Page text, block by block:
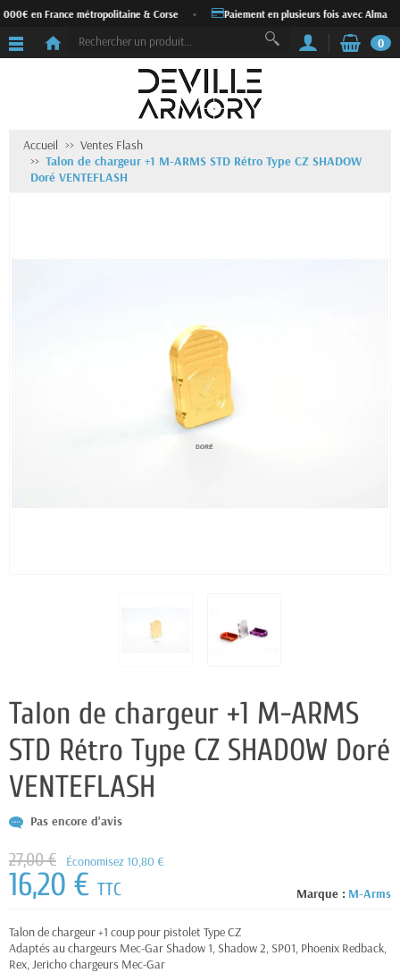
en France métropolitaine & Corse Paiement en plusieurs fois avec Alma
0
Accueil
Ventes Flash
Talon de chargeur +1 M-ARMS STD Rétro Type CZ SHADOW
Doré VENTEFLASH
Talon de chargeur +1 M-ARMS
STD Rétro Type CZ SHADOW Doré
VENTEFLASH
Pas encore d'avis
Marque : M-Arms
27,00 € Économisez 10,80 €
16,20 € TTC
Talon de chargeur +1 coup pour pistolet Type CZ
Adaptés au chargeurs Mec-Gar Shadow 1, Shadow 2, SP01, Phoenix Redback,
Rex, Jericho chargeurs Mec-Gar